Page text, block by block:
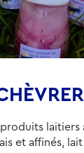
laitiers
et affinés,